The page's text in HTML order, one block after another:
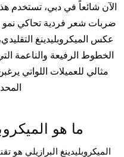
الآن شائعاً في دبي، تستخدم
ضربات شعر فردية تحاكي نمو
عكس الميكروبلیدينغ
الخطوط الرفيعة والناعمة
مثالي للعميلات اللواتي
ما هو
الميكروبلیدينغ البرازيلي